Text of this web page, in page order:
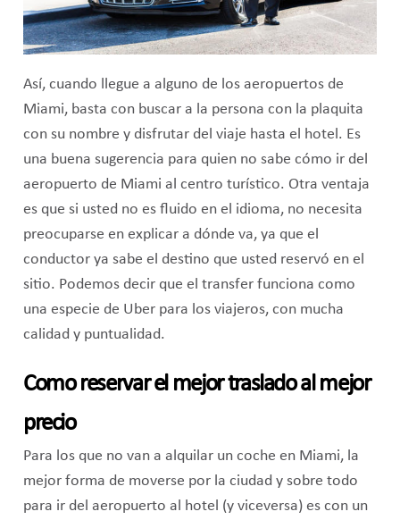
Así, cuando llegue a alguno de los aeropuertos de
Miami, basta con buscar a la persona con la plaquita
con su nombre y disfrutar del viaje hasta el hotel. Es
una buena sugerencia para quien no sabe cómo ir del
aeropuerto de Miami al centro turístico. Otra ventaja
es que si usted no es fluido en el idioma, no necesita
preocuparse en explicar a dónde va, ya que el
conductor ya sabe el destino que usted reservó en el
sitio. Podemos decir que el transfer funciona como
una especie de Uber para los viajeros, con mucha
calidad y puntualidad.
Como reservar el mejor traslado al mejor
precio
Para los que no van a alquilar un coche en Miami, la
mejor forma de moverse por la ciudad y sobre todo
para ir del aeropuerto al hotel (y viceversa) es con un